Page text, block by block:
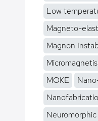
Low
Magneto-
Magnon
MOKE
Neuromorphic